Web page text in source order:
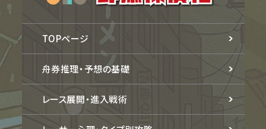
TOPページ
舟券推理・予想の基礎
レース展開・進入戦術